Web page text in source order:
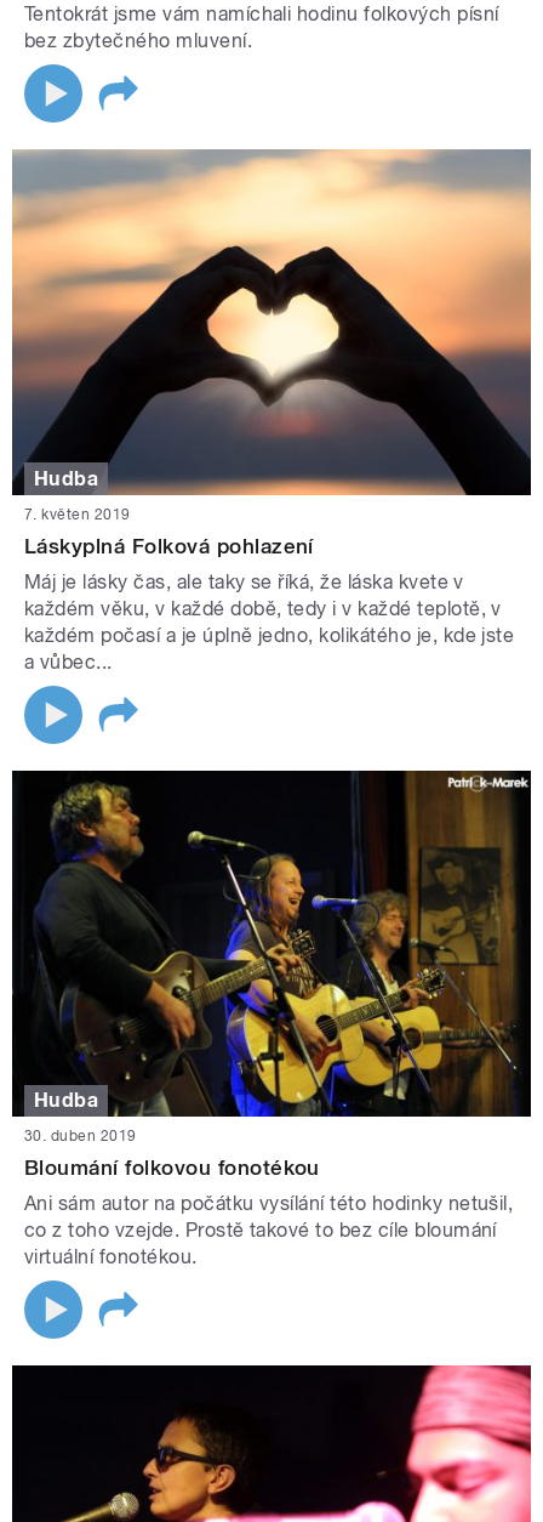
Tentokrát jsme vám namíchali hodinu folkových písní
bez zbytečného mluvení.
Hudba
7. květen 2019
Láskyplná Folková pohlazení
Máj je lásky čas, ale taky se říká, že láska kvete v
každém věku, v každé době, tedy i v každé teplotě, v
každém počasí a je úplně jedno, kolikátého je, kde jste
a vůbec...
Hudba
30. duben 2019
Bloumání folkovou fonotékou
Ani sám autor na počátku vysílání této hodinky netušil,
co z toho vzejde. Prostě takové to bez cíle bloumání
virtuální fonotékou.